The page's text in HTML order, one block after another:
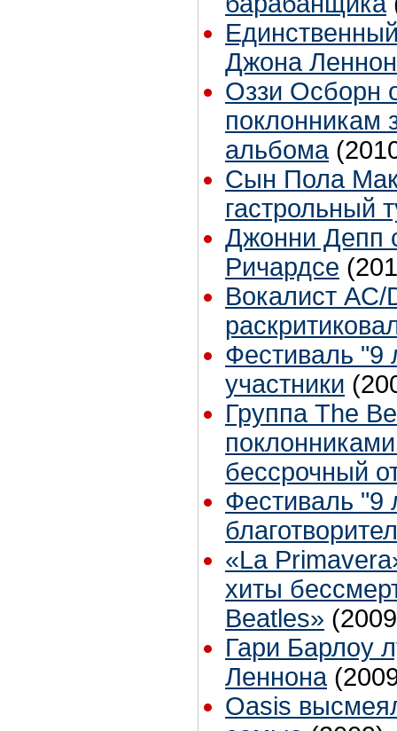
Джона
Оззи Осборн
поклонникам
альбома
Сын Пола
гастрольный
Джонни Депп
Ричардсе
Вокалист AC/
Фестиваль "9
участники
Группа The
бессрочный
Фестиваль "9
«La
хиты
Beatles»
Гари Барлоу
Леннона
Oasis